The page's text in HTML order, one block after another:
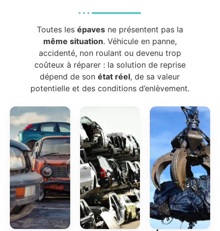
Toutes les épavesne présentent pas la
même situation. Véhicule en panne,
accidenté, non roulant ou devenu trop
coûteux à réparer : la solution de reprise
dépend de sonétat réel, de sa valeur
potentielle et des conditions d’enlèvement.